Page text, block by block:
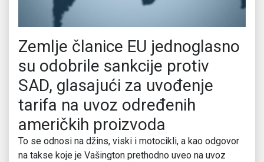
Zemlje članice EU jednoglasno
su odobrile sankcije protiv
SAD, glasajući za uvođenje
tarifa na uvoz određenih
američkih proizvoda
To se odnosi na džins, viski i motocikli, a kao odgovor
na takse koje je Vašington prethodno uveo na uvoz